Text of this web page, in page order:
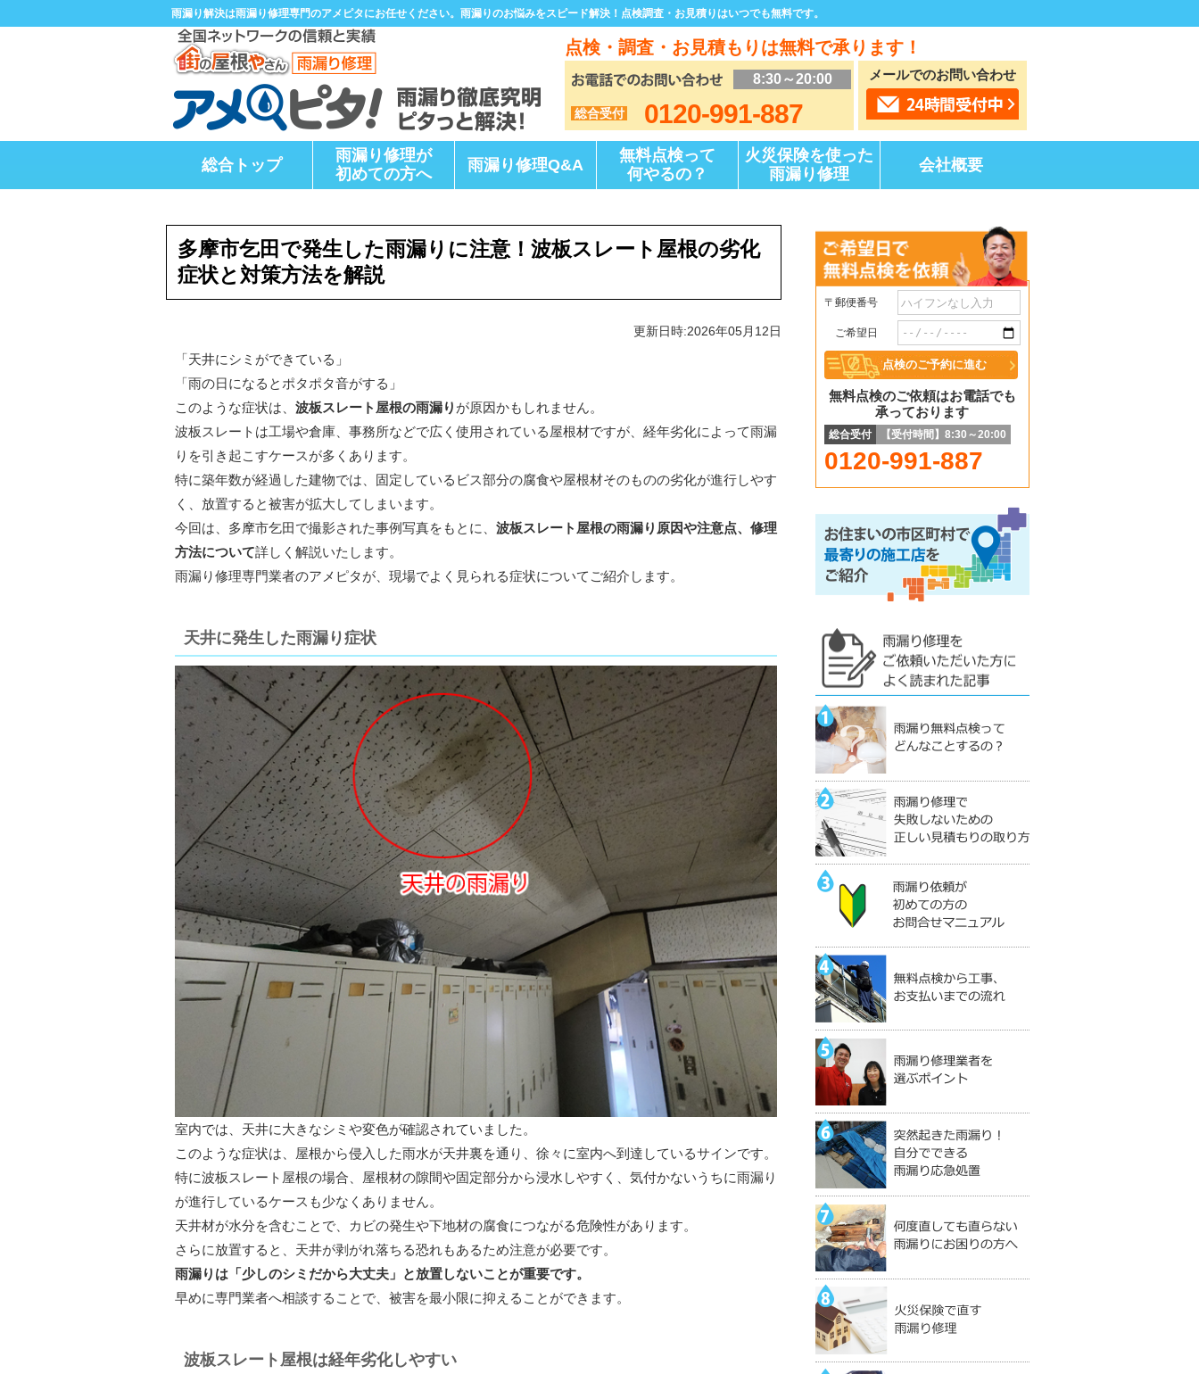
雨漏り解決は雨漏り修理専門のアメピタにお任せください。雨漏りのお悩みをスピード解決！点検調査・お見積りはいつでも無料です。
点検・調査・お見積もりは無料で承ります！
8:30～20:00
総合受付 0120-991-887
メールでのお問い合わせ
総合トップ
雨漏り修理が
初めての方へ
雨漏り修理Q&A
無料点検って
何やるの？
火災保険を使った
雨漏り修理
会社概要
多摩市乞田で発生した雨漏りに注意！波板スレート屋根の劣化
症状と対策方法を解説
更新日時:2026年05月12日
「天井にシミができている」
「雨の日になるとポタポタ音がする」
このような症状は、 波板スレート屋根の雨漏り が原因かもしれません。
波板スレートは工場や倉庫、事務所などで広く使用されている屋根材ですが、経年劣化によって雨漏
りを引き起こすケースが多くあります。
特に築年数が経過した建物では、固定しているビス部分の腐食や屋根材そのものの劣化が進行しやす
く、放置すると被害が拡大してしまいます。
今回は、多摩市乞田で撮影された事例写真をもとに、 波板スレート屋根の雨漏り原因や注意点、修理
方法について詳しく解説いたします。
雨漏り修理専門業者のアメピタが、現場でよく見られる症状についてご紹介します。
天井に発生した雨漏り症状
室内では、天井に大きなシミや変色が確認されていました。
このような症状は、屋根から侵入した雨水が天井裏を通り、徐々に室内へ到達しているサインです。
特に波板スレート屋根の場合、屋根材の隙間や固定部分から浸水しやすく、気付かないうちに雨漏り
が進行しているケースも少なくありません。
天井材が水分を含むことで、カビの発生や下地材の腐食につながる危険性があります。
さらに放置すると、天井が剥がれ落ちる恐れもあるため注意が必要です。
雨漏りは「少しのシミだから大丈夫」と放置しないことが重要です。
早めに専門業者へ相談することで、被害を最小限に抑えることができます。
波板スレート屋根は経年劣化しやすい
〒郵便番号
ご希望日
無料点検のご依頼はお電話でも
承っております
総合受付 【受付時間】8:30～20:00
0120-991-887